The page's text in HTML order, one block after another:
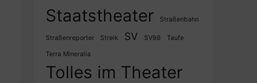
Staatstheater Straßenbahn
Straßenreporter Streik SV SV98 Taufe
Terra Mineralia
Tolles im Theater